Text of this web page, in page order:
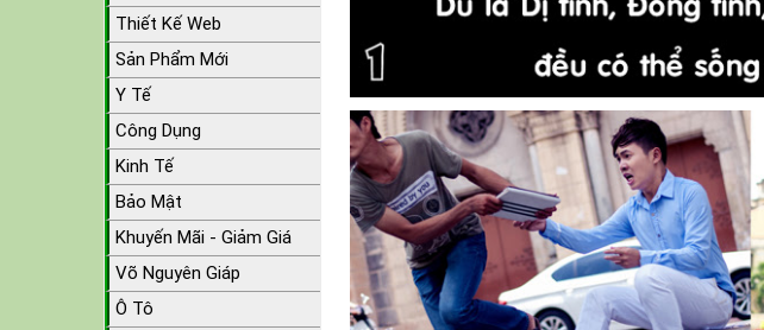
Thiết Kế Web
Sản Phẩm Mới
Y Tế
Công Dụng
Kinh Tế
Bảo Mật
Khuyến Mãi - Giảm Giá
Võ Nguyên Giáp
Ô Tô